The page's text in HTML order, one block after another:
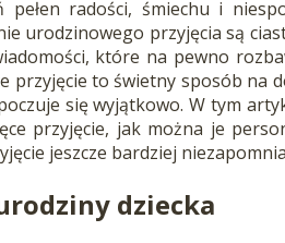
radości, śmiechu i
urodzinowego przyjęcia są
które na pewno
przyjęcie to świetny sposób na
się wyjątkowo. W tym
przyjęcie, jak można je
jeszcze bardziej
dziecka